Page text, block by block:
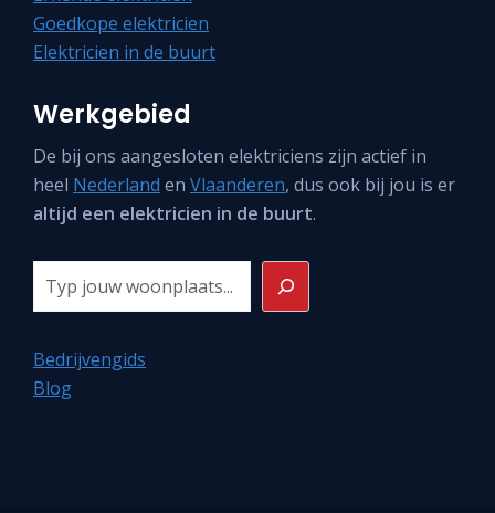
Goedkope elektricien
Elektricien in de buurt
Werkgebied
De bij ons aangesloten elektriciens zijn actief in
heel Nederland en Vlaanderen, dus ook bij jou is er
altijd een elektricien in de buurt.
Zoeken
Bedrijvengids
Blog